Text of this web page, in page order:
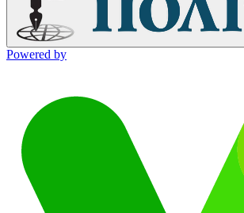
Powered by